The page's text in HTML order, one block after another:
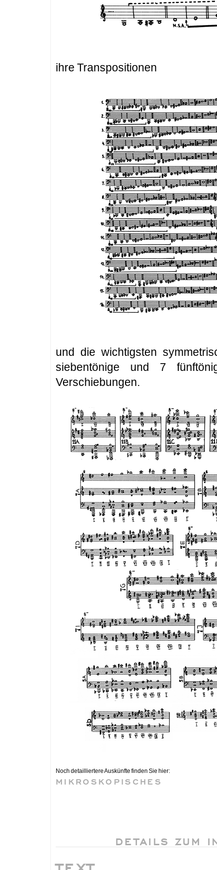
ihre Transpositionen
und die wichtigsten
siebentönige und 7
Verschiebungen.
Noch detailliertere Auskünfte finden Sie hier:
MIKROSKOPISCHES
DETAILS ZUM
TEXT